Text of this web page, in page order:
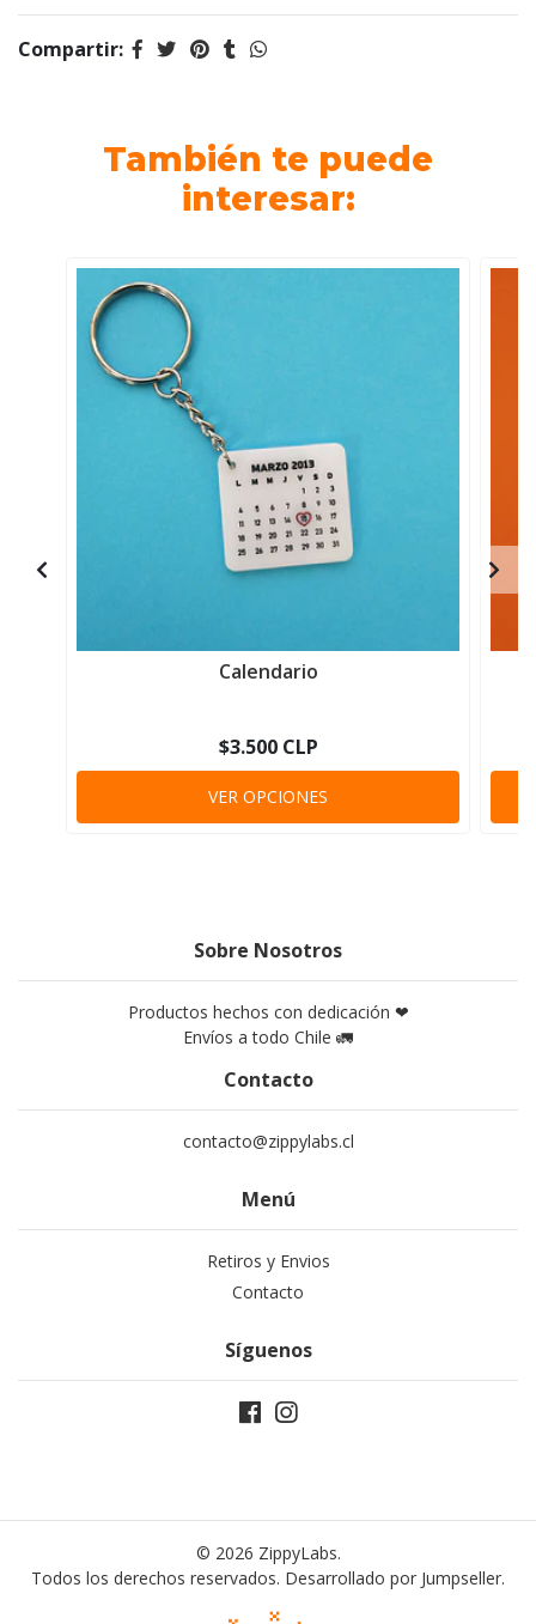
Compartir:
También te puede
interesar:
Calendario
$3.500 CLP
VER OPCIONES
Sobre Nosotros
Productos hechos con dedicación ❤
Envíos a todo Chile 🚛
Contacto
contacto@zippylabs.cl
Menú
Retiros y Envios
Contacto
Síguenos
© 2026 ZippyLabs.
Todos los derechos reservados. Desarrollado por Jumpseller.